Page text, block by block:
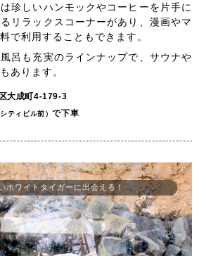
珍しいハンモックやコーヒーを片手に
リラックスコーナーがあり、漫画やマ
で利用することもできます。
呂も充実のラインナップで、サウナや
あります。
大成町4-179-3
シティビル前）で下車
ホワイトタイガーに出会える！